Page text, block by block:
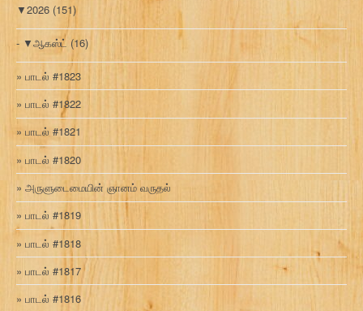
▼2026 (151)
▼ஆகஸ்ட் (16)
பாடல் #1823
பாடல் #1822
பாடல் #1821
பாடல் #1820
அருளுடைமையின் ஞானம் வருதல்
பாடல் #1819
பாடல் #1818
பாடல் #1817
பாடல் #1816